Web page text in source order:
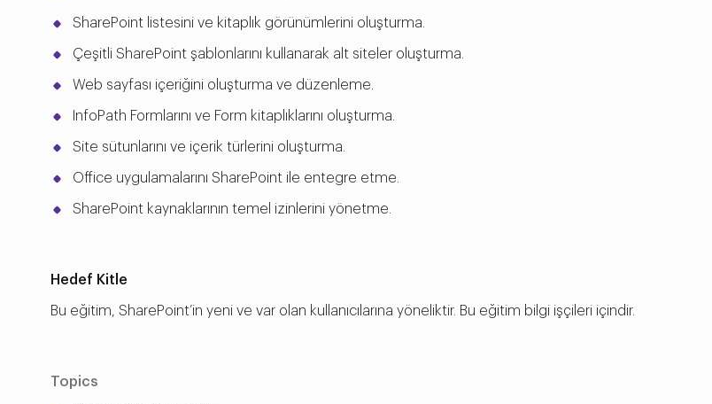
SharePoint listesini ve kitaplık görünümlerini oluşturma.
Çeşitli SharePoint şablonlarını kullanarak alt siteler oluşturma.
Web sayfası içeriğini oluşturma ve düzenleme.
InfoPath Formlarını ve Form kitaplıklarını oluşturma.
Site sütunlarını ve içerik türlerini oluşturma.
Office uygulamalarını SharePoint ile entegre etme.
SharePoint kaynaklarının temel izinlerini yönetme.
Hedef Kitle
Bu eğitim, SharePoint’in yeni ve var olan kullanıcılarına yöneliktir. Bu eğitim bilgi işçileri içindir.
Topics